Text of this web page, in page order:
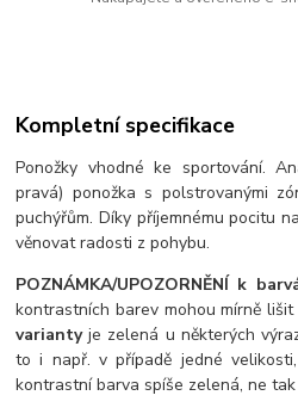
Kompletní specifikace
Ponožky vhodné ke sportování.
pravá) ponožka s polstrovanými
puchýřům. Díky příjemnému pocitu
věnovat radosti z pohybu.
POZNÁMKA/UPOZORNĚNÍ k
kontrastních barev mohou mírně
variantyje zelená u některých
to i např. v případě jedné velikosti,
kontrastní barva spíše zelená, ne